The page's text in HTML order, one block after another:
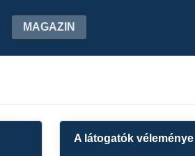
MAGAZIN
A látogatók véleménye